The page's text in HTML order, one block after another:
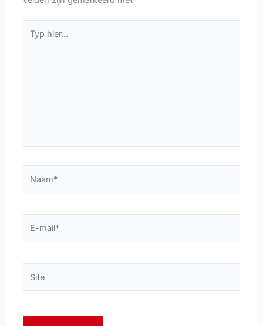
hier...
mail*